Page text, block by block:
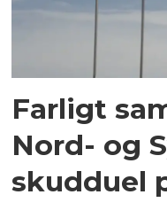
Farligt
Nord- og
skudduel